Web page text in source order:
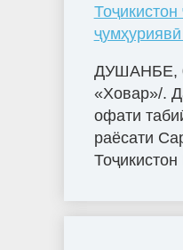
ДУШАНБЕ,
«Ховар»/.
офати
раёсати